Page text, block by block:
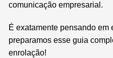
comunicação empresarial.
É exatamente pensando em
preparamos esse guia
enrolação!